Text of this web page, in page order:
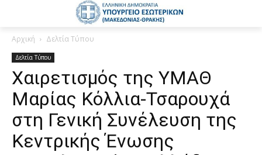
Αρχική Δελτία Τύπου
Δελτία Τύπου
Χαιρετισμός της ΥΜΑΘ
Μαρίας Κόλλια-Τσαρουχά
στη Γενική Συνέλευση της
Κεντρικής Ένωσης